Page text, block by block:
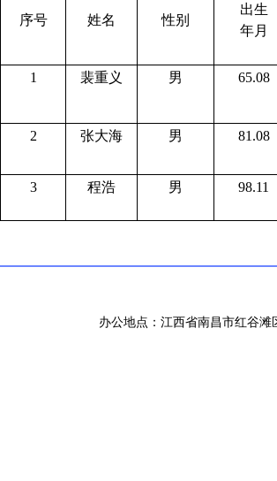
序号 姓名 性别
出生
年月
1 裴重义 男 65.08
2 张大海 男 81.08
3 程浩 男 98.11
办公地点：江西省南昌市红谷